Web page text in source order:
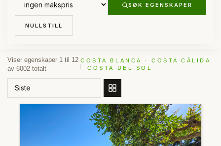
SØK EGENSKAPER
NULLSTILL
Viser egenskaper 1 til 12
av 6002 totalt
COSTA BLANCA · COSTA CÁLIDA
· COSTA DEL SOL
BESTILL ETTER